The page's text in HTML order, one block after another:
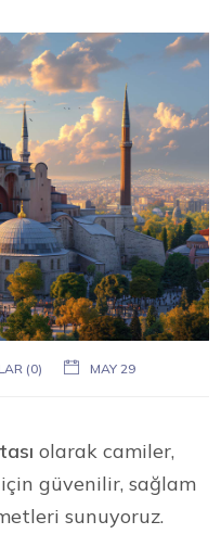
(0) MAY 29
olarak camiler,
güvenilir, sağlam
sunuyoruz.